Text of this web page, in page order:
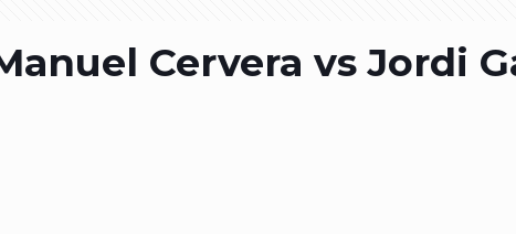
Cervera vs Jordi